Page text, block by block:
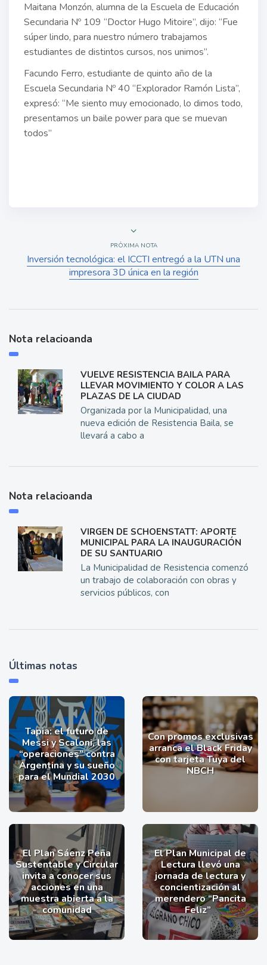
Maitana Monzón, alumna de la Escuela de Educación
Secundaria Nº 109 “Doctor Hugo Mitoire”, dijo: “Fue
súper lindo, para nuestro número trabajamos
estudiantes de distintos cursos, nos unimos”.
Facundo Ferro, estudiante de quinto año de la
Escuela Secundaria Nº 40 “Explorador Ramón Lista”,
expresó: “Me siento muy emocionado, lo dimos todo,
presentamos un baile power para que se muevan
todos”
PRÓXIMA NOTA
Inversión tecnológica: el ICCTI entregó a la UTN una
impresora 3D única en la región
Nota relacioanda
VUELVE RESISTENCIA BAILA PARA
LLEVAR MOVIMIENTO Y COLOR A LAS
PLAZAS DE LA CIUDAD
Organizada por la Municipalidad, una
nueva edición de Resistencia Baila, se
llevará a cabo a
Nota relacioanda
VIRGEN DE SCHOENSTATT: APORTE
MUNICIPAL PARA LA INAUGURACIÓN
DE SU SANTUARIO
La Municipalidad de Resistencia comenzó
un trabajo de colaboración con obras y
servicios públicos, con
Últimas notas
Tapia: el futuro de
Messi y Scaloni, las
“operaciones” contra
Argentina y su sueño
para el Mundial 2030
Con promos exclusivas
arranca el Black Friday
con tarjeta Tuya del
NBCH
El Plan Sáenz Peña
Sustentable y Circular
invita a conocer sus
acciones en una
muestra abierta a la
comunidad
El Plan Municipal de
Lectura llevó una
jornada de lectura y
concientización al
merendero “Pancita
Feliz”